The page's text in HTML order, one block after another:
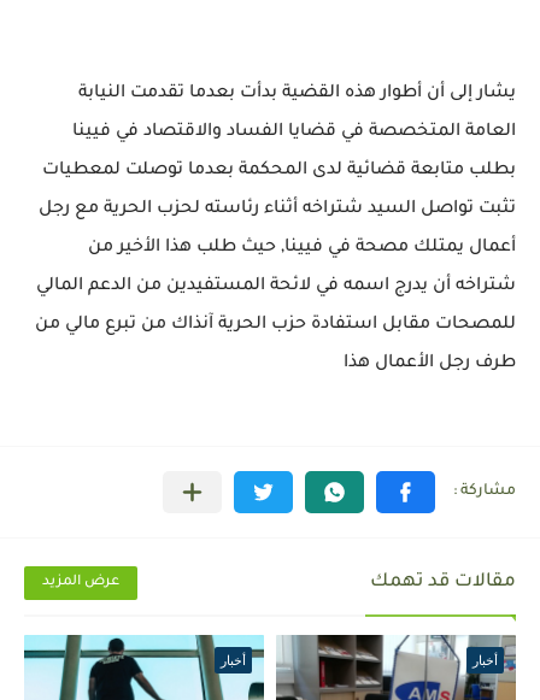
يشار إلى أن أطوار هذه القضية بدأت بعدما تقدمت النيابة
العامة المتخصصة في قضايا الفساد والاقتصاد في فيينا
بطلب متابعة قضائية لدى المحكمة بعدما توصلت لمعطيات
تثبت تواصل السيد شتراخه أثناء رئاسته لحزب الحرية مع رجل
أعمال يمتلك مصحة في فيينا, حيث طلب هذا الأخير من
شتراخه أن يدرج اسمه في لائحة المستفيدين من الدعم المالي
للمصحات مقابل استفادة حزب الحرية آنذاك من تبرع مالي من
طرف رجل الأعمال هذا
مقالات قد تهمك عرض المزيد
أخبار أخبار